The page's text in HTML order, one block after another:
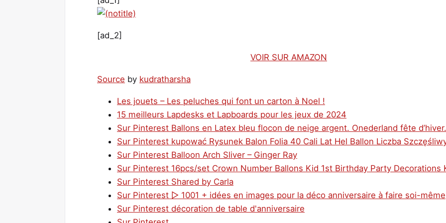
[ad_2]
VOIR SUR AMAZON
Source by kudratharsha
Les jouets – Les peluches qui font un carton à Noel !
15 meilleurs Lapdesks et Lapboards pour les jeux de 2024
Sur Pinterest Ballons en Latex bleu flocon de neige argent. Onederland fête d’hiver.
Sur Pinterest kupować Rysunek Balon Folia 40 Cali Lat Hel Ballon Liczba
Sur Pinterest Balloon Arch Sliver – Ginger Ray
Sur Pinterest 16pcs/set Crown Number Ballons Kid 1st Birthday Party Decorations
Sur Pinterest Shared by Carla
Sur Pinterest ▷ 1001 + idées en images pour la déco anniversaire à faire soi-même
Sur Pinterest décoration de table d'anniversaire